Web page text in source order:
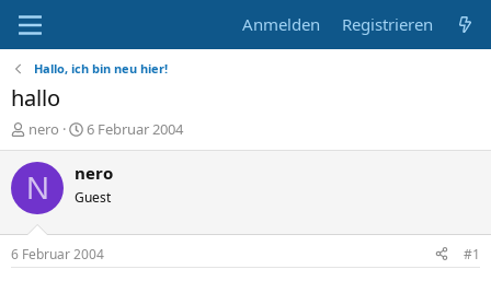
Anmelden Registrieren
Hallo, ich bin neu hier!
hallo
E
r
s
t
l
e
nero
E
r
s
e
l
t
6 Februar 2004
N nero
Guest
6 Februar 2004 #1